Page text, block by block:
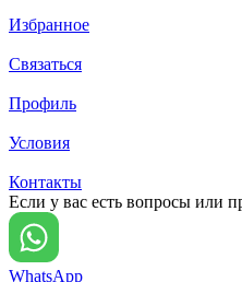
Избранное
Связаться
Профиль
Условия
Контакты
Если у вас есть вопросы или
WhatsApp